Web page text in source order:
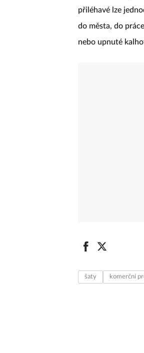
přiléhavé lze
do města, do
nebo upnuté
šaty komerční